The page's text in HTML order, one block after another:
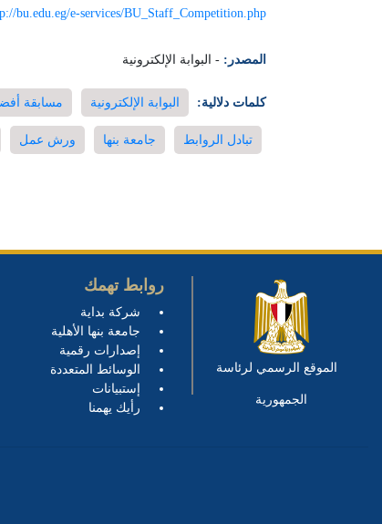
bu.edu.eg/e-services/BU_Staff_Competition.php
المصدر: - البوابة الإلكترونية
كلمات دلالية: البوابة الإلكترونية مسابقة
تبادل الروابط جامعة بنها ورش عمل
الموقع الرسمي لرئاسة
الجمهورية
روابط تهمك
شركة بداية
جامعة بنها الأهلية
إصدارات رقمية
الوسائط المتعددة
إستبيانات
رأيك يهمنا